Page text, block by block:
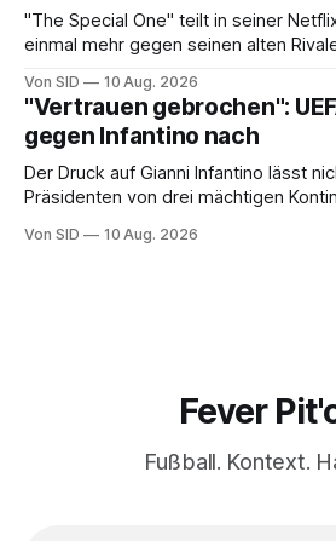
"The Special One" teilt in seiner
einmal mehr gegen seinen alten
Von SID 10 Aug. 2026
"Vertrauen gebrochen":
gegen Infantino nach
Der Druck auf Gianni Infantino lässt
Präsidenten von drei mächtigen
Von SID 10 Aug. 2026
Fever
Fußball. Kontext.